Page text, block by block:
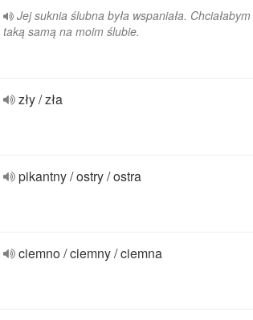
Jej suknia ślubna była wspaniała.
taką samą na moim ślubie.
zły / zła
pikantny / ostry / ostra
ciemno / ciemny / ciemna